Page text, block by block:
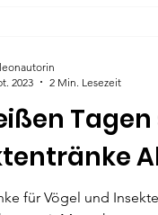
für Vögel und
2023
2 Min. Lesezeit